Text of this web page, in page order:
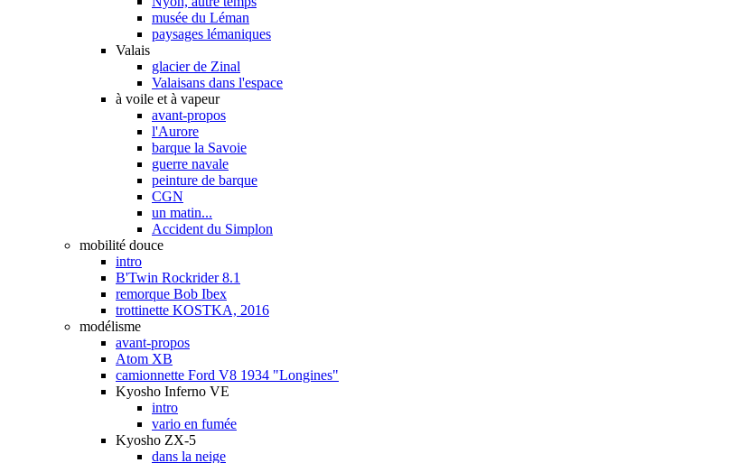
musée du Léman
paysages lémaniques
Valais
glacier de Zinal
Valaisans dans l'espace
à voile et à vapeur
avant-propos
l'Aurore
barque la Savoie
guerre navale
peinture de barque
CGN
un matin...
Accident du Simplon
mobilité douce
intro
B'Twin Rockrider 8.1
remorque Bob Ibex
trottinette KOSTKA, 2016
modélisme
avant-propos
Atom XB
camionnette Ford V8 1934 "Longines"
Kyosho Inferno VE
intro
vario en fumée
Kyosho ZX-5
dans la neige